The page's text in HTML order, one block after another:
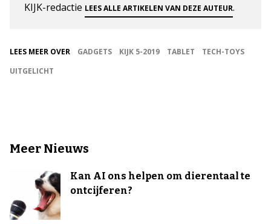
KIJK-redactie LEES ALLE ARTIKELEN VAN DEZE AUTEUR.
LEES MEER OVER GADGETS KIJK 5-2019 TABLET
TECH-TOYS
UITGELICHT
Meer Nieuws
Kan AI ons helpen om dierentaal te
ontcijferen?